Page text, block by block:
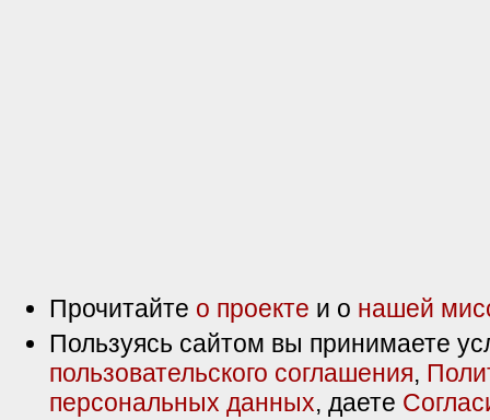
Прочитайте о проекте и о нашей
Пользуясь сайтом вы принимаете
пользовательского соглашения,
персональных данных, даете